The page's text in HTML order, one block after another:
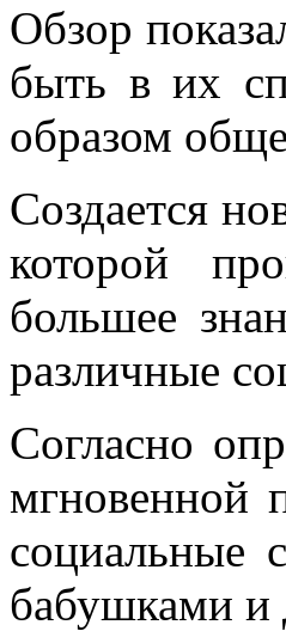
Обзор
быть в их
образом
Создается
которой
большее
различные
Согласно
мгновенной
социальные
бабушками и